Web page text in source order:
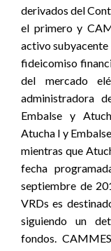
derivados del
el primero y
activo subyacente
fideicomiso
del mercado
administradora
Embalse y
Atucha I y
mientras que
fecha
septiembre de
VRDs es
siguiendo un
fondos.